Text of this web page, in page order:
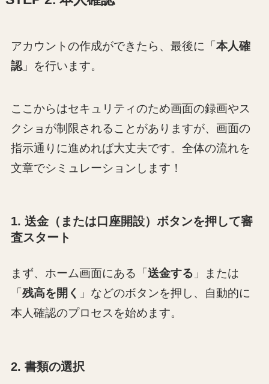
アカウントの作成ができたら、最後に「 本人確
認」を行います。
ここからはセキュリティのため画面の録画やス
クショが制限されることがありますが、画面の
指示通りに進めれば大丈夫です。全体の流れを
文章でシミュレーションします！
1. 送金（または口座開設）ボタンを押して審
査スタート
まず、ホーム画面にある「 送金する 」または
「 残高を開く
」などのボタンを押し、自動的に
本人確認のプロセスを始めます。
2. 書類の選択